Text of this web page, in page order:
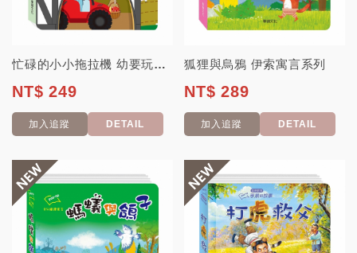
忙碌的小小拖拉機 幼要玩小車書系列
NT$ 249
加入追蹤 DETAIL
狐狸與烏鴉 伊索寓言系列
NT$ 289
加入追蹤 DETAIL